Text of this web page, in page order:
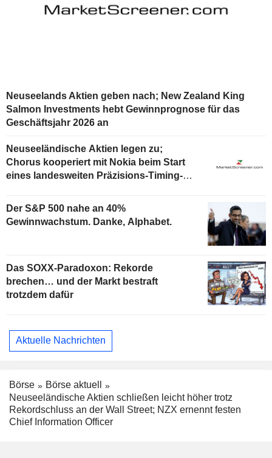
Neuseelands Aktien geben nach; New Zealand King
Salmon Investments hebt Gewinnprognose für das
Geschäftsjahr 2026 an
Neuseeländische Aktien legen zu;
Chorus kooperiert mit Nokia beim Start
eines landesweiten Präzisions-Timing-
Der S&P 500 nahe an 40%
Gewinnwachstum. Danke, Alphabet.
Das SOXX-Paradoxon: Rekorde
brechen… und der Markt bestraft
trotzdem dafür
Aktuelle Nachrichten
Börse
Börse aktuell
Neuseeländische Aktien schließen leicht höher trotz
Rekordschluss an der Wall Street; NZX ernennt festen
Chief Information Officer